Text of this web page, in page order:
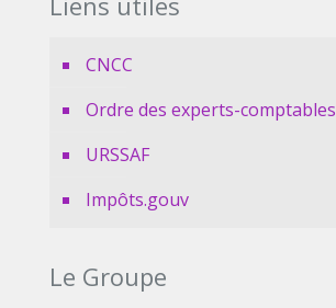
CNCC
Ordre des experts-comptables
URSSAF
Impôts.gouv
Le Groupe